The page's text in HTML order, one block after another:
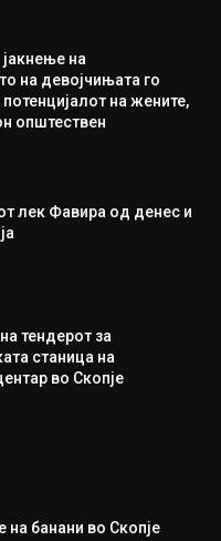
на
на девојчињата го
на жените,
општествен
лек Фавира од денес и
тендерот за
станица на
во Скопје
банани во Скопје